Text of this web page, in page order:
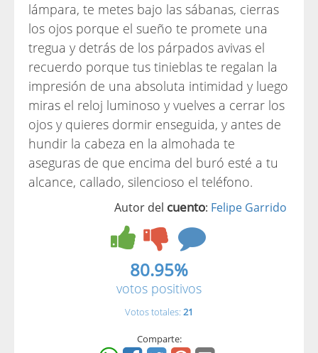
lámpara, te metes bajo las sábanas, cierras
los ojos porque el sueño te promete una
tregua y detrás de los párpados avivas el
recuerdo porque tus tinieblas te regalan la
impresión de una absoluta intimidad y luego
miras el reloj luminoso y vuelves a cerrar los
ojos y quieres dormir enseguida, y antes de
hundir la cabeza en la almohada te
aseguras de que encima del buró esté a tu
alcance, callado, silencioso el teléfono.
Autor del cuento: Felipe Garrido
80.95%
votos positivos
Votos totales: 21
Comparte: